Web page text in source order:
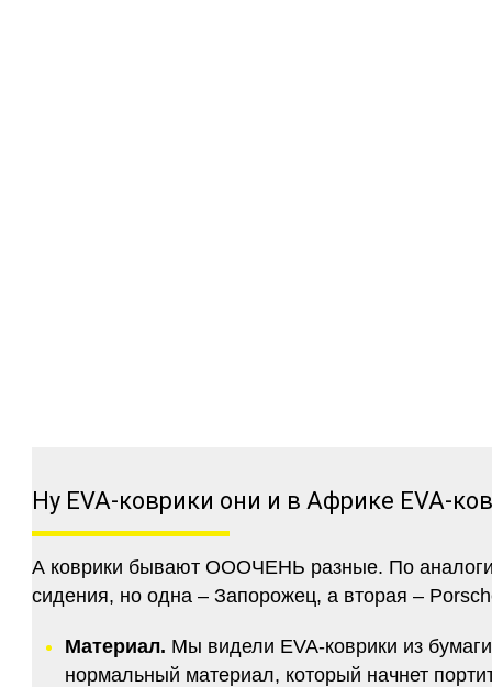
Ну EVA-коврики они и в Африке EVA-
А коврики бывают ОООЧЕНЬ разные. По
сидения, но одна – Запорожец, а вторая –
Материал. Мы видели EVA-коврики из
нормальный материал, который начнет